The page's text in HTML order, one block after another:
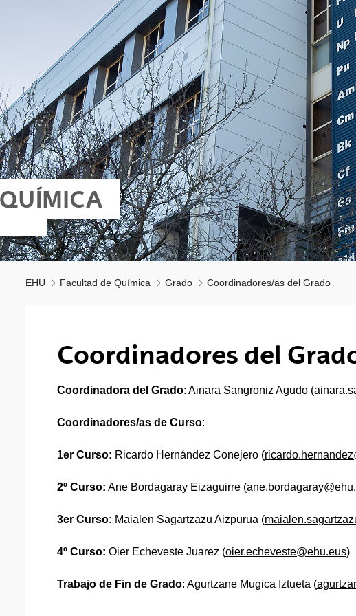
ocultar subpáginas
ocultar subpáginas
ocultar subpáginas
EHU Facultad de Química Grado Coordinadores/as del Grado
Coordinadores del
Coordinadora del Grado: Ainara Sangroniz Agudo (
Coordinadores/as de Curso:
1er Curso: Ricardo Hernández Conejero (
2º Curso: Ane Bordagaray Eizaguirre (
3er Curso: Maialen Sagartzazu Aizpurua (
4º Curso: Oier Echeveste Juarez (oier.echeveste@ehu.eus)
Trabajo de Fin de Grado: Agurtzane Mugica Iztueta (